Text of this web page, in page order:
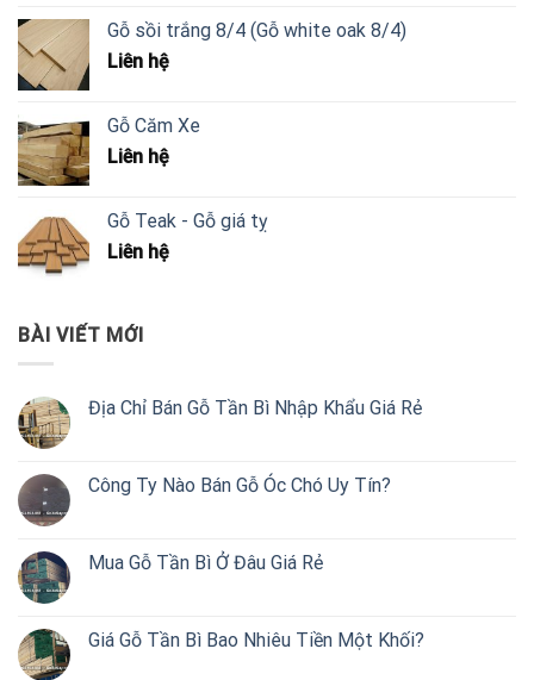
Gỗ sồi trắng 8/4 (Gỗ white oak 8/4)
Liên hệ
Gỗ Căm Xe
Liên hệ
Gỗ Teak - Gỗ giá tỵ
Liên hệ
BÀI VIẾT MỚI
Địa Chỉ Bán Gỗ Tần Bì Nhập Khẩu Giá Rẻ
Công Ty Nào Bán Gỗ Óc Chó Uy Tín?
Mua Gỗ Tần Bì Ở Đâu Giá Rẻ
Giá Gỗ Tần Bì Bao Nhiêu Tiền Một Khối?